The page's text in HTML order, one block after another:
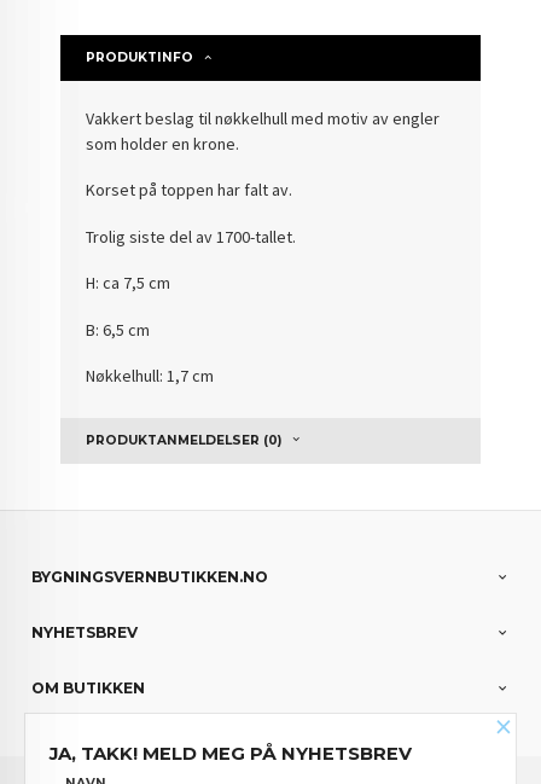
PRODUKTINFO
Vakkert beslag til nøkkelhull med motiv av engler
som holder en krone.
Korset på toppen har falt av.
Trolig siste del av 1700-tallet.
H: ca 7,5 cm
B: 6,5 cm
Nøkkelhull: 1,7 cm
PRODUKTANMELDELSER (0)
BYGNINGSVERNBUTIKKEN.NO
NYHETSBREV
OM BUTIKKEN
FRAKT
×
JA, TAKK! MELD MEG PÅ NYHETSBREV